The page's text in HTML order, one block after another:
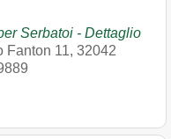
Serbatoi - Dettaglio
Fanton 11, 32042